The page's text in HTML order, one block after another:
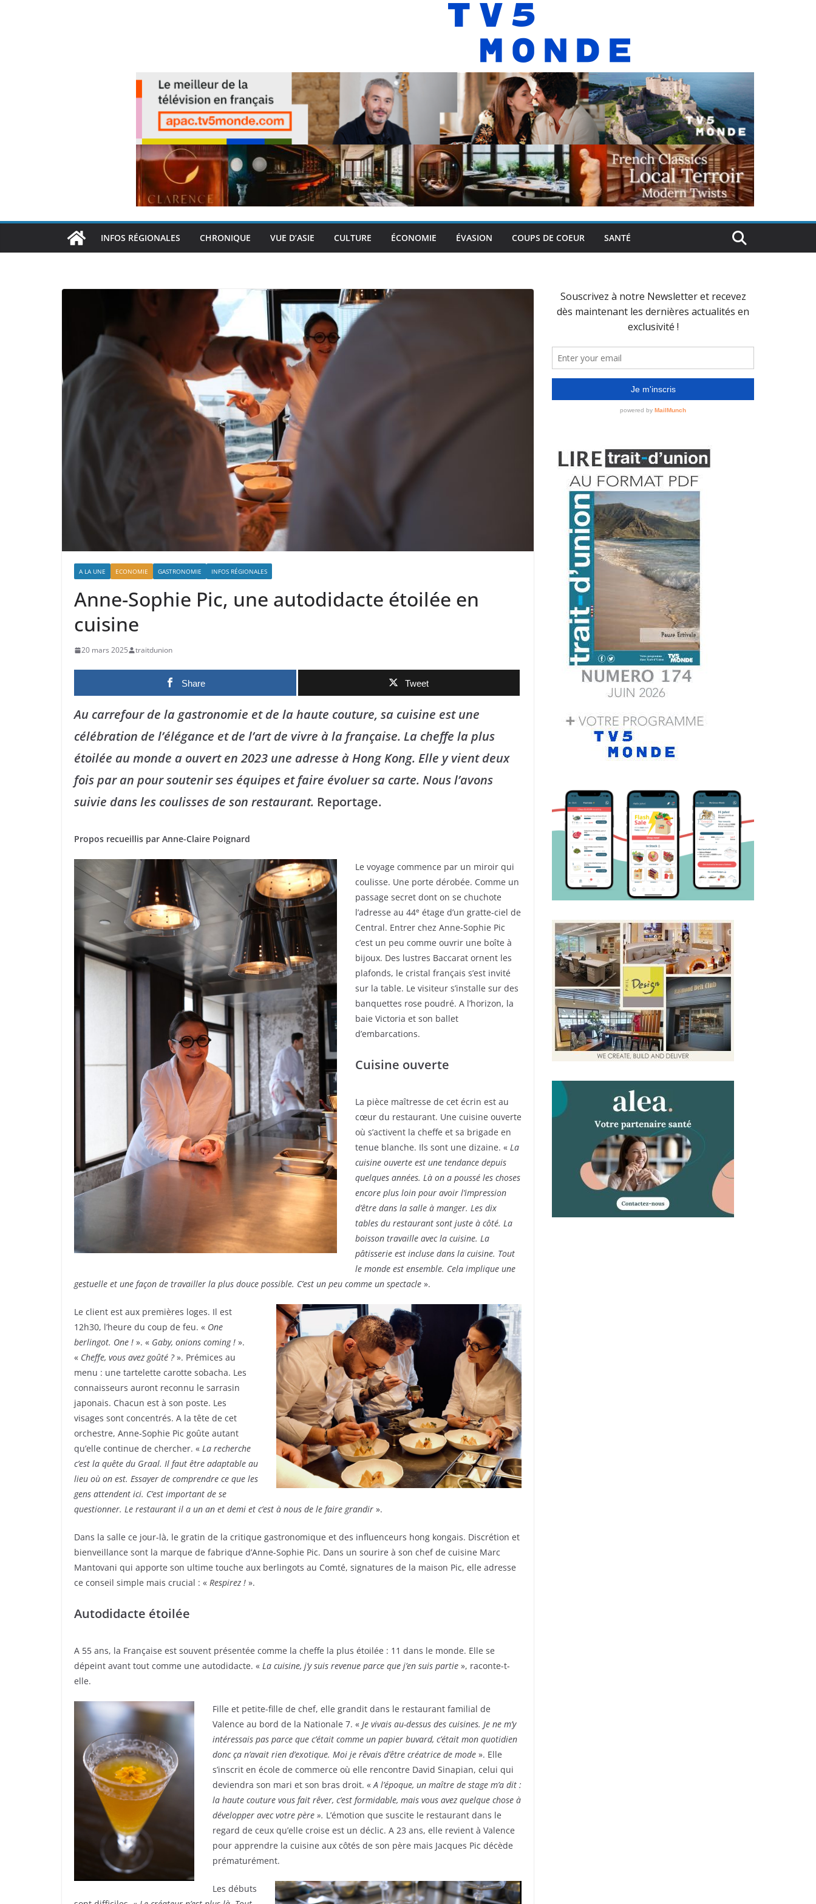
INFOS RÉGIONALES CHRONIQUE VUE D’ASIE CULTURE ÉCONOMIE ÉVASION COUPS DE COEUR SANTÉ
A LA UNE ECONOMIE GASTRONOMIE INFOS RÉGIONALES
Anne-Sophie Pic, une autodidacte étoilée en
cuisine
20 mars 2025 traitdunion
Share Tweet
Au carrefour de la gastronomie et de la haute couture, sa cuisine est une
célébration de l’élégance et de l’art de vivre à la française. La cheffe la plus
étoilée au monde a ouvert en 2023 une adresse à Hong Kong. Elle y vient deux
fois par an pour soutenir ses équipes et faire évoluer sa carte. Nous l’avons
suivie dans les coulisses de son restaurant. Reportage.
Propos recueillis par Anne-Claire Poignard
Le voyage commence par un miroir qui
coulisse. Une porte dérobée. Comme un
passage secret dont on se chuchote
l’adresse au 44e étage d’un gratte-ciel de
Central. Entrer chez Anne-Sophie Pic
c’est un peu comme ouvrir une boîte à
bijoux. Des lustres Baccarat ornent les
plafonds, le cristal français s’est invité
sur la table. Le visiteur s’installe sur des
banquettes rose poudré. A l’horizon, la
baie Victoria et son ballet
d’embarcations.
Cuisine ouverte
La pièce maîtresse de cet écrin est au
cœur du restaurant. Une cuisine ouverte
où s’activent la cheffe et sa brigade en
tenue blanche. Ils sont une dizaine. « La
cuisine ouverte est une tendance depuis
quelques années. Là on a poussé les choses
encore plus loin pour avoir l’impression
d’être dans la salle à manger. Les dix
tables du restaurant sont juste à côté. La
boisson travaille avec la cuisine. La
pâtisserie est incluse dans la cuisine. Tout
le monde est ensemble. Cela implique une
gestuelle et une façon de travailler la plus douce possible. C’est un peu comme un spectacle ».
Le client est aux premières loges. Il est
12h30, l’heure du coup de feu. « One
berlingot. One ! ». « Gaby, onions coming ! ».
« Cheffe, vous avez goûté ?». Prémices au
menu : une tartelette carotte sobacha. Les
connaisseurs auront reconnu le sarrasin
japonais. Chacun est à son poste. Les
visages sont concentrés. A la tête de cet
orchestre, Anne-Sophie Pic goûte autant
qu’elle continue de chercher. « La recherche
c’est la quête du Graal. Il faut être adaptable au
lieu où on est. Essayer de comprendre ce que les
gens attendent ici. C’est important de se
questionner. Le restaurant il a un an et demi et c’est à nous de le faire grandir ».
Dans la salle ce jour-là, le gratin de la critique gastronomique et des influenceurs hong kongais. Discrétion et
bienveillance sont la marque de fabrique d’Anne-Sophie Pic. Dans un sourire à son chef de cuisine Marc
Mantovani qui apporte son ultime touche aux berlingots au Comté, signatures de la maison Pic, elle adresse
ce conseil simple mais crucial : « Respirez ! ».
Autodidacte étoilée
A 55 ans, la Française est souvent présentée comme la cheffe la plus étoilée : 11 dans le monde. Elle se
dépeint avant tout comme une autodidacte. « La cuisine, j’y suis revenue parce que j’en suis partie », raconte-t-
elle.
Fille et petite-fille de chef, elle grandit dans le restaurant familial de
Valence au bord de la Nationale 7. « Je vivais au-dessus des cuisines. Je ne m’y
intéressais pas parce que c’était comme un papier buvard, c’était mon quotidien
donc ça n’avait rien d’exotique. Moi je rêvais d’être créatrice de mode ». Elle
s’inscrit en école de commerce où elle rencontre David Sinapian, celui qui
deviendra son mari et son bras droit. «A l’époque, un maître de stage m’a dit :
la haute couture vous fait rêver, c’est formidable, mais vous avez quelque chose à
développer avec votre père ». L’émotion que suscite le restaurant dans le
regard de ceux qu’elle croise est un déclic. A 23 ans, elle revient à Valence
pour apprendre la cuisine aux côtés de son père mais Jacques Pic décède
prématurément.
Les débuts